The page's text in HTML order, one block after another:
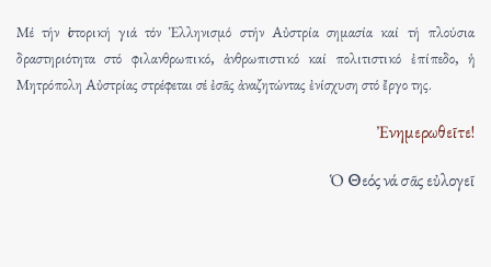
Μέ τήν ἱστορική γιά τόν Ἑλληνισμό στήν Αὐστρία σημασία καί τή πλούσια
δραστηριότητα στό φιλανθρωπικό, ἀνθρωπιστικό καί πολιτιστικό ἐπίπεδο, ἡ
Μητρόπολη Αὐστρίας στρέφεται σέ ἐσᾶς ἀναζητώντας ἐνίσχυση στό ἔργο της.
Ἐνημερωθεῖτε!
Ὁ Θεός νά σᾶς εὐλογεῖ